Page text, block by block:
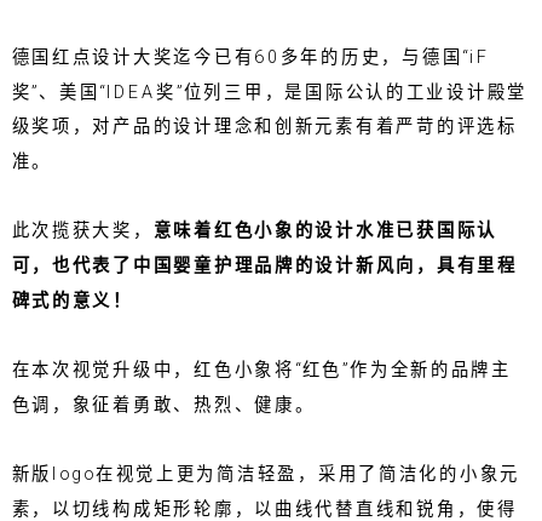
德国红点设计大奖迄今已有60多年的历史，与德国“iF
奖”、美国“IDEA奖”位列三甲，是国际公认的工业设计殿堂
级奖项，对产品的设计理念和创新元素有着严苛的评选标
准。
此次揽获大奖， 意味着红色小象的设计水准已获国际认
可，也代表了中国婴童护理品牌的设计新风向，具有里程
碑式的意义！
在本次视觉升级中，红色小象将“红色”作为全新的品牌主
色调，象征着勇敢、热烈、健康。
新版logo在视觉上更为简洁轻盈，采用了简洁化的小象元
素，以切线构成矩形轮廓，以曲线代替直线和锐角，使得